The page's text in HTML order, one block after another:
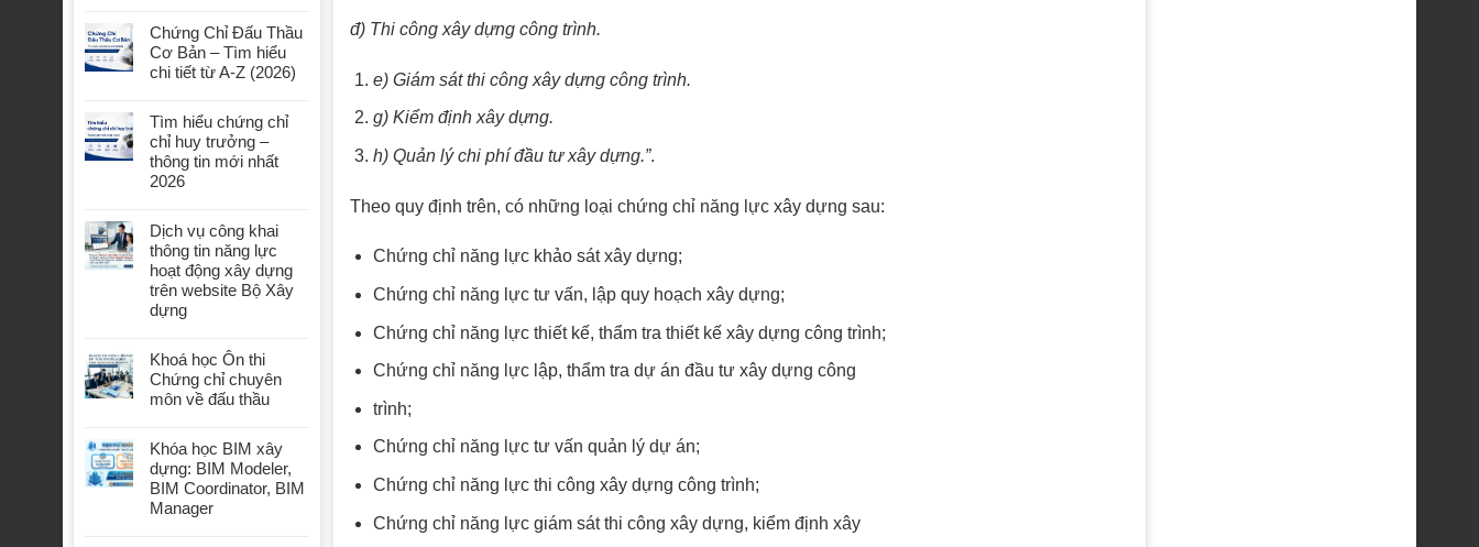
Chứng Chỉ Đấu Thầu
Cơ Bản – Tìm hiểu
chi tiết từ A-Z (2026)
Tìm hiểu chứng chỉ
chỉ huy trưởng –
thông tin mới nhất
2026
Dịch vụ công khai
thông tin năng lực
hoạt động xây dựng
trên website Bộ Xây
dựng
Khoá học Ôn thi
Chứng chỉ chuyên
môn về đấu thầu
Khóa học BIM xây
dựng: BIM Modeler,
BIM Coordinator, BIM
Manager
đ) Thi công xây dựng công trình.
e) Giám sát thi công xây dựng công trình.
g) Kiểm định xây dựng.
h) Quản lý chi phí đầu tư xây dựng.”.
Theo quy định trên, có những loại chứng chỉ năng lực xây dựng sau:
Chứng chỉ năng lực khảo sát xây dựng;
Chứng chỉ năng lực tư vấn, lập quy hoạch xây dựng;
Chứng chỉ năng lực thiết kế, thẩm tra thiết kế xây dựng công trình;
Chứng chỉ năng lực lập, thẩm tra dự án đầu tư xây dựng công
trình;
Chứng chỉ năng lực tư vấn quản lý dự án;
Chứng chỉ năng lực thi công xây dựng công trình;
Chứng chỉ năng lực giám sát thi công xây dựng, kiểm định xây